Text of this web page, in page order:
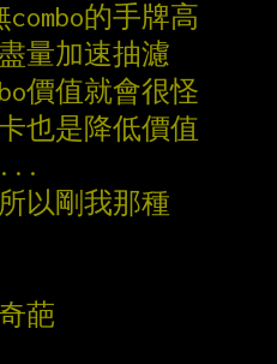
的手牌高
量加速抽濾
價值就會很怪
也是降低價值
...
以剛我那種
葩